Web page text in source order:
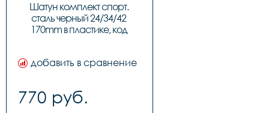
Шатун комплект спорт.
сталь черный 24/34/42
170mm в пластике, код
добавить в сравнение
770 руб.